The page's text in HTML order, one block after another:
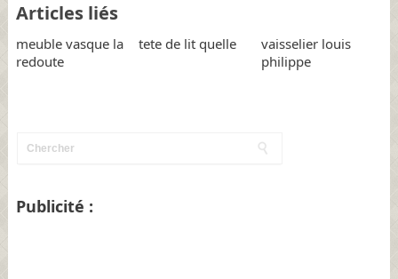
Articles liés
meuble vasque la
redoute
tete de lit quelle
vaisselier louis
philippe
Publicité :